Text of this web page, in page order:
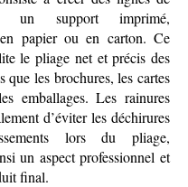
un support imprimé,
en papier ou en carton. Ce
le pliage net et précis des
que les brochures, les cartes
emballages. Les rainures
d’éviter les déchirures
lors du pliage,
un aspect professionnel et
final.